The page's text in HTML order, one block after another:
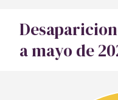
a mayo de